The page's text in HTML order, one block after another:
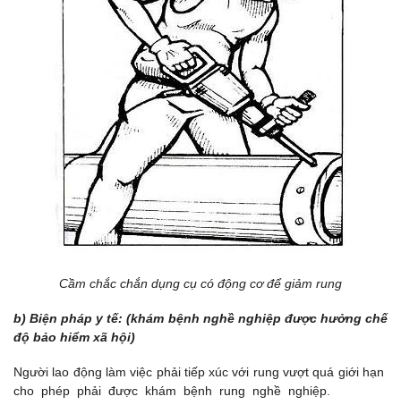
Cầm chắc chắn dụng cụ có động cơ để giảm rung
b) Biện pháp y tế: (khám bệnh nghề nghiệp được hưởng chế
độ bảo hiểm xã hội)
Người lao động làm việc phải tiếp xúc với rung vượt quá giới hạn
cho phép phải được khám bệnh rung nghề nghiệp.